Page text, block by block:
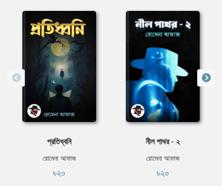
প্রতিধ্বনি
রোমেনা আফাজ
৳২০
নীল পাথর - ২
রোমেনা আফাজ
৳২০